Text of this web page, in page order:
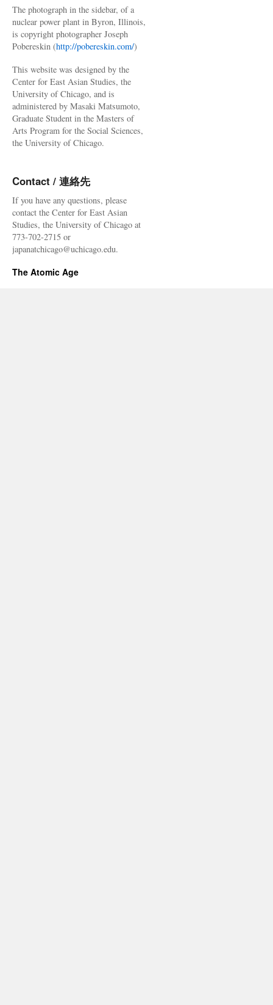
The photograph in the sidebar, of a
nuclear power plant in Byron, Illinois,
is copyright photographer Joseph
Pobereskin (http://pobereskin.com/)
This website was designed by the
Center for East Asian Studies, the
University of Chicago, and is
administered by Masaki Matsumoto,
Graduate Student in the Masters of
Arts Program for the Social Sciences,
the University of Chicago.
Contact / 連絡先
If you have any questions, please
contact the Center for East Asian
Studies, the University of Chicago at
773-702-2715 or
japanatchicago@uchicago.edu.
The Atomic Age